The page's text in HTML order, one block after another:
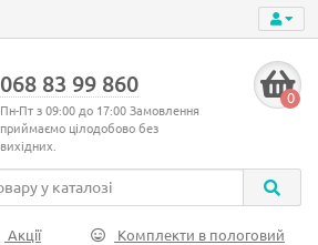
068 83 99 860
Пн-Пт з 09:00 до 17:00 Замовлення
приймаємо цілодобово без
вихідних.
0
Акції Комплекти в пологовий